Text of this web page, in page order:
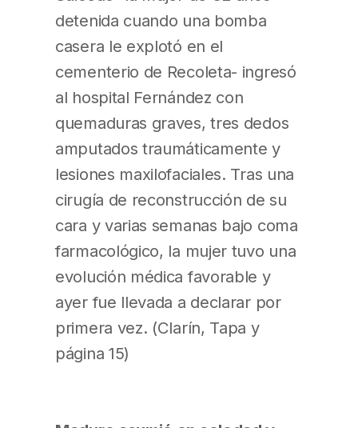
detenida cuando una bomba
casera le explotó en el
cementerio de Recoleta- ingresó
al hospital Fernández con
quemaduras graves, tres dedos
amputados traumáticamente y
lesiones maxilofaciales. Tras una
cirugía de reconstrucción de su
cara y varias semanas bajo coma
farmacológico, la mujer tuvo una
evolución médica favorable y
ayer fue llevada a declarar por
primera vez. (Clarín, Tapa y
página 15)